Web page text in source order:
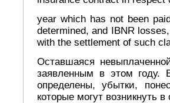
year which has not been
determined, and IBNR
with the settlement of such
Оставшаяся
заявленным в этом
определены, убытки,
которые могут возникнуть